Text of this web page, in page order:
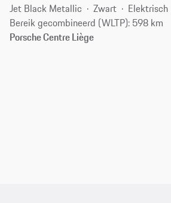
Jet Black Metallic Zwart
Elektrisch
Bereik gecombineerd (WLTP): 598 km
Porsche Centre Liège